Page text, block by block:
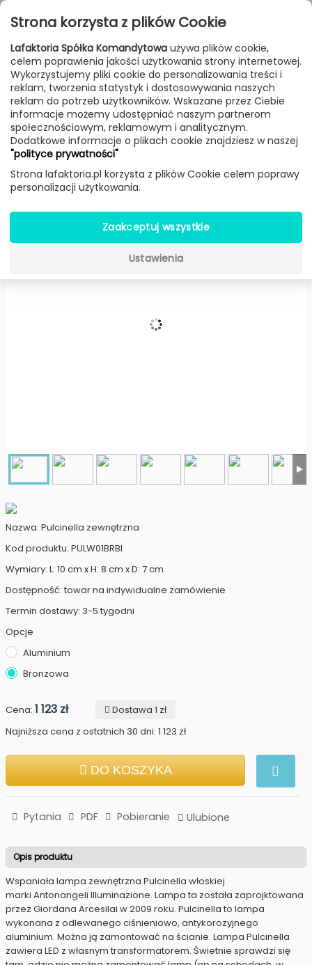
Przejdź do treści
FILTROWANIE & SORTOWANIE
Lampy Producenci Antonangeli Produkt
Pulcinella zewnętrzna -
Antonangeli
Nazwa: Pulcinella zewnętrzna
Kod produktu: PULW01BRBI
Wymiary: L: 10 cm x H: 8 cm x D: 7 cm
Dostępność: towar na indywidualne zamówienie
Termin dostawy: 3-5 tygodni
Opcje
Aluminium
Bronzowa
Cena: 1 123 zł
Dostawa 1 zł
Najniższa cena z ostatnich 30 dni: 1 123 zł
DO KOSZYKA
Pytania PDF Pobieranie Ulubione
Opis produktu
Wspaniała lampa zewnętrzna Pulcinella włoskiej
marki Antonangeli Illuminazione. Lampa ta została zaprojktowana
przez Giordana Arcesilai w 2009 roku. Pulcinella to lampa
wykonana z odlewanego ciśnieniowo, antykorozyjnego
aluminium. Można ją zamontować na ścianie. Lampa Pulcinella
zawiera LED z własnym transformatorem. Świetnie sprawdzi się
Strona korzysta z plików Cookie
Lafaktoria Spółka Komandytowa używa plików cookie,
celem poprawienia jakości użytkowania strony internetowej.
Wykorzystujemy pliki cookie do personalizowania treści i
reklam, tworzenia statystyk i dostosowywania naszych
reklam do potrzeb użytkowników. Wskazane przez Ciebie
informacje możemy udostępniać naszym partnerom
społecznościowym, reklamowym i analitycznym.
Dodatkowe informacje o plikach cookie znajdziesz w naszej
"polityce prywatności"
Strona lafaktoria.pl korzysta z plików Cookie celem poprawy
personalizacji użytkowania.
Zaakceptuj wszystkie
Ustawienia